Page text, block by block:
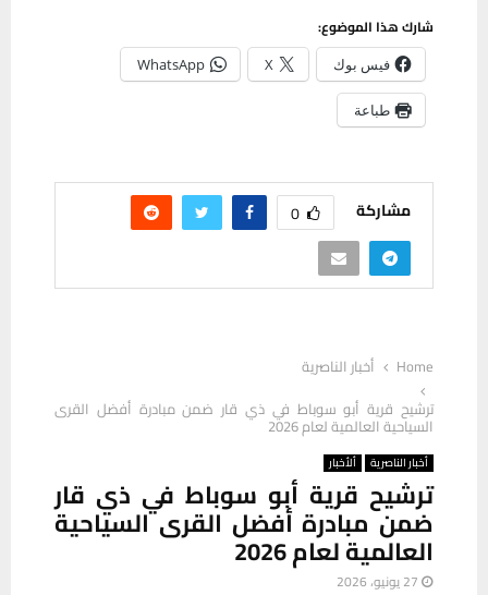
شارك هذا الموضوع:
فيس بوك X
WhatsApp
طباعة
مشاركة 0
Home
أخبار الناصرية
ترشيح قرية أبو سوباط في ذي قار ضمن مبادرة أفضل القرى
السياحية العالمية لعام 2026
أخبار الناصرية ألأخبار
ترشيح قرية أبو سوباط في ذي قار
ضمن مبادرة أفضل القرى السياحية
العالمية لعام 2026
27 يونيو، 2026